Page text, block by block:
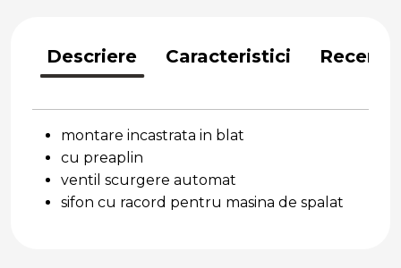
Descriere Caracteristici
montare incastrata in blat
cu preaplin
ventil scurgere automat
sifon cu racord pentru masina de spalat